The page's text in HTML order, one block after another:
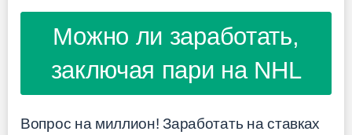
Можно ли заработать,
заключая пари на NHL
Вопрос на миллион! Заработать на ставках